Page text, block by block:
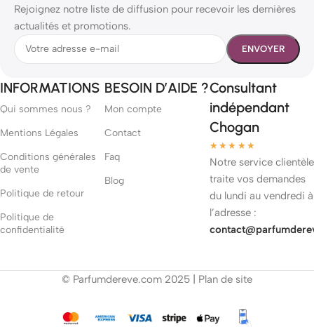
Rejoignez notre liste de diffusion pour recevoir les dernières
actualités et promotions.
INFORMATIONS
Qui sommes nous ?
Mentions Légales
Conditions générales
de vente
Politique de retour
Politique de
confidentialité
BESOIN D’AIDE ?
Mon compte
Contact
Faq
Blog
Consultant
indépendant
Chogan
★★★★★
Notre service clientèle
traite vos demandes
du lundi au vendredi à
l’adresse :
© Parfumdereve.com 2025 | Plan de site